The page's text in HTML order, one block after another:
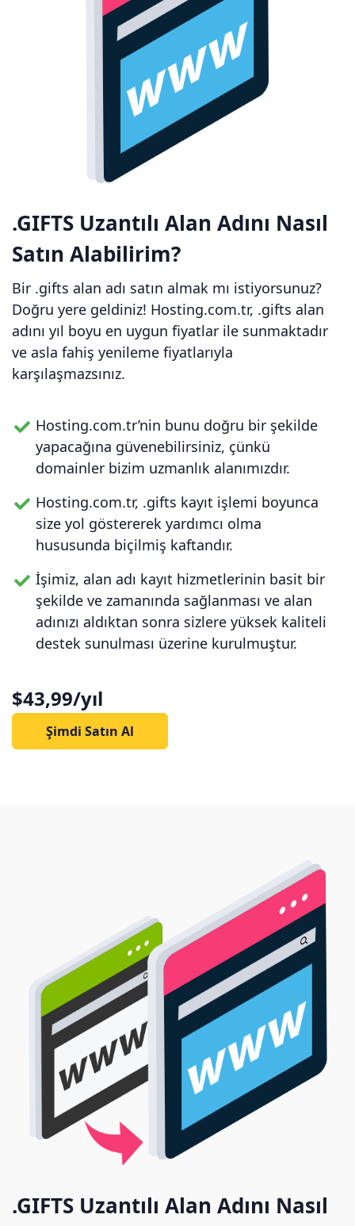
.GIFTS Uzantılı Alan Adını Nasıl
Satın Alabilirim?
Bir .gifts alan adı satın almak mı istiyorsunuz?
Doğru yere geldiniz! Hosting.com.tr, .gifts alan
adını yıl boyu en uygun fiyatlar ile sunmaktadır
ve asla fahiş yenileme fiyatlarıyla
karşılaşmazsınız.
Hosting.com.tr’nin bunu doğru bir şekilde
yapacağına güvenebilirsiniz, çünkü
domainler bizim uzmanlık alanımızdır.
Hosting.com.tr, .gifts kayıt işlemi boyunca
size yol göstererek yardımcı olma
hususunda biçilmiş kaftandır.
İşimiz, alan adı kayıt hizmetlerinin basit bir
şekilde ve zamanında sağlanması ve alan
adınızı aldıktan sonra sizlere yüksek kaliteli
destek sunulması üzerine kurulmuştur.
$43,99/yıl
Şimdi Satın Al
.GIFTS Uzantılı Alan Adını Nasıl